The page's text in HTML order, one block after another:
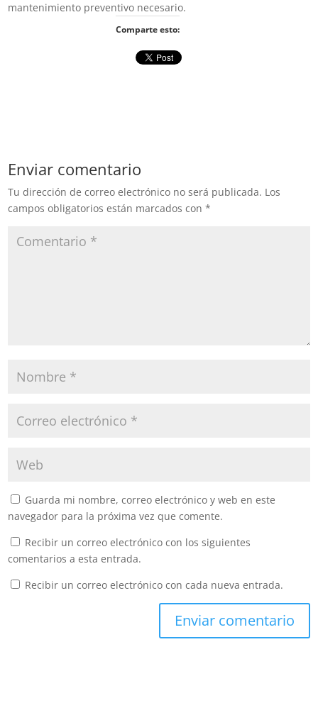
mantenimiento preventivo necesario.
Comparte esto:
Enviar comentario
Tu dirección de correo electrónico no será publicada. Los
campos obligatorios están marcados con*
Guarda mi nombre, correo electrónico y web en este
navegador para la próxima vez que comente.
Recibir un correo electrónico con los siguientes
comentarios a esta entrada.
Recibir un correo electrónico con cada nueva entrada.